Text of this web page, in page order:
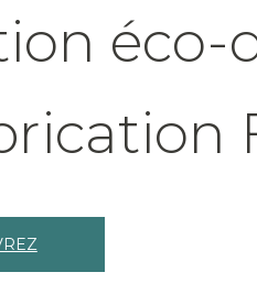
éco-